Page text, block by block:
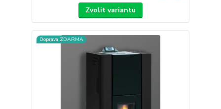
Zvolit variantu
Doprava ZDARMA